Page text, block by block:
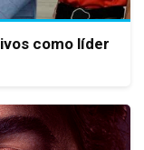
como líder